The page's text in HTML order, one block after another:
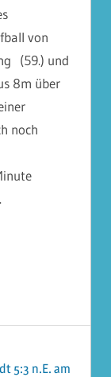
von
(59.) und
8m über
noch
5:3 n.E. am